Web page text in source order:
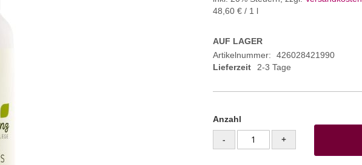
48,60 € / 1 l
AUF LAGER
Artikelnummer
426028421990
Lieferzeit
2-3 Tage
Anzahl
- +